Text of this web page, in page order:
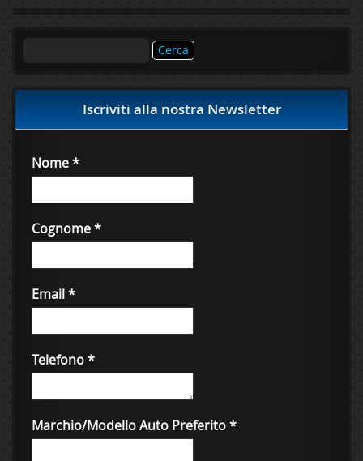
Iscriviti alla nostra Newsletter
Nome*
Cognome*
Email*
Telefono*
Marchio/Modello Auto Preferito*